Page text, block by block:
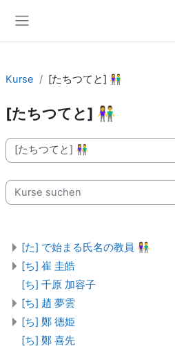
Kurse [たちつてと] 👫
[たちつてと] 👫
Kursbereiche
Kurse suchen
[た] で始まる氏名の教員 👫
[ち] 崔 圭皓
[ち] 千原 加容子
[ち] 趙 夢雲
[ち] 鄭 德姫
[ち] 鄭 喜先